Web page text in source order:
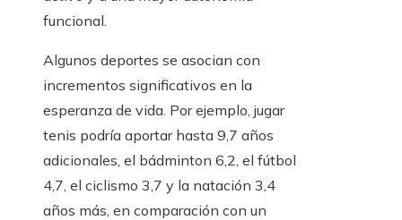
funcional.
Algunos deportes se asocian con
incrementos significativos en la
esperanza de vida. Por ejemplo, jugar
tenis podría aportar hasta 9,7 años
adicionales, el bádminton 6,2, el fútbol
4,7, el ciclismo 3,7 y la natación 3,4
años más, en comparación con un